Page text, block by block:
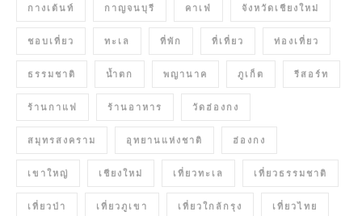
กางเต้นท์ กาญจนบุรี คาเฟ่ จังหวัดเชียงใหม่
ชอบเที่ยว ทะเล ที่พัก ที่เที่ยว ท่องเที่ยว
ธรรมชาติ น้ำตก พญานาค ภูเก็ต รีสอร์ท
ร้านกาแฟ ร้านอาหาร วัดฮ่องกง
สมุทรสงคราม อุทยานแห่งชาติ ฮ่องกง
เขาใหญ่ เชียงใหม่ เที่ยวทะเล เที่ยวธรรมชาติ
เที่ยวป่า เที่ยวภูเขา เที่ยวใกล้กรุง เที่ยวไทย